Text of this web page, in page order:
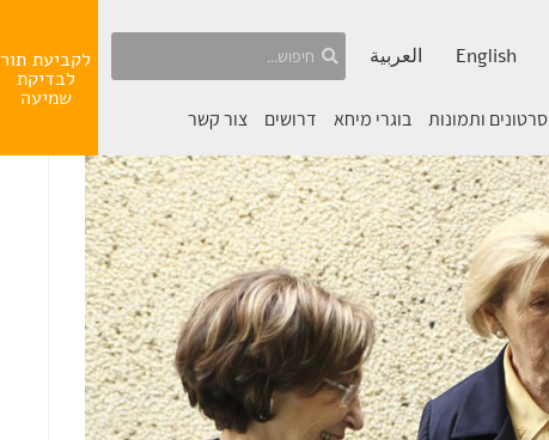
English العربية
סרטונים ותמונות בוגרי מיחא דרושים צור קשר
לקביעת תור
לבדיקת
שמיעה